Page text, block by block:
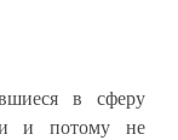
в сферу
и потому не